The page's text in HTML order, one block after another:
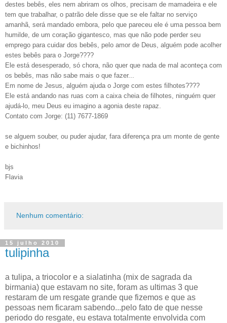
destes bebês, eles nem abriram os olhos, precisam de mamadeira e ele
tem que trabalhar, o patrão dele disse que se ele faltar no serviço
amanhã, será mandado embora, pelo que pareceu ele é uma pessoa bem
humilde, de um coração gigantesco, mas que não pode perder seu
emprego para cuidar dos bebês, pelo amor de Deus, alguém pode acolher
estes bebês para o Jorge????
Ele está desesperado, só chora, não quer que nada de mal aconteça com
os bebês, mas não sabe mais o que fazer...
Em nome de Jesus, alguém ajuda o Jorge com estes filhotes????
Ele está andando nas ruas com a caixa cheia de filhotes, ninguém quer
ajudá-lo, meu Deus eu imagino a agonia deste rapaz.
Contato com Jorge: (11) 7677-1869
se alguem souber, ou puder ajudar, fara diferença pra um monte de gente
e bichinhos!
bjs
Flavia
Nenhum comentário:
15 julho 2010
tulipinha
a tulipa, a triocolor e a sialatinha (mix de sagrada da
birmania) que estavam no site, foram as ultimas 3 que
restaram de um resgate grande que fizemos e que as
pessoas nem ficaram sabendo...pelo fato de que nesse
periodo do resgate, eu estava totalmente envolvida com